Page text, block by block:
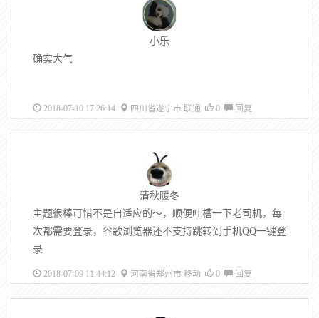
小乐
确实大气
2018-07-10 17:26:14 四川省遂宁市 联通 0 回复
清秋暖冬
主题很棒可惜不是自适应的～，顺便吐槽一下老司机，每
次都需要登录，谷歌浏览器还不支持跳转到手机QQ一键登
录
2018-07-09 11:44:12 河南省郑州市 移动 0 回复